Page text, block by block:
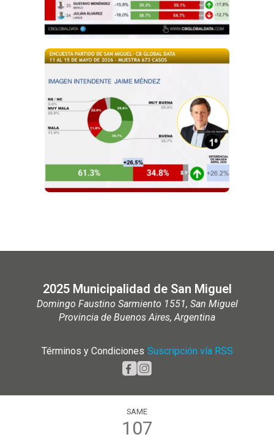
2025 Municipalidad de San Miguel
Domingo Faustino Sarmiento 1551, San Miguel
Provincia de Buenos Aires, Argentina
Términos y Condiciones Suscripción vía RSS
SAME
107